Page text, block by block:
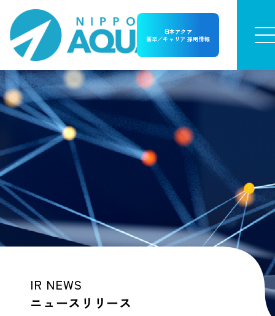
日本アクア
新卒／キャリア 採用情報
IR NEWS
ニュースリリース